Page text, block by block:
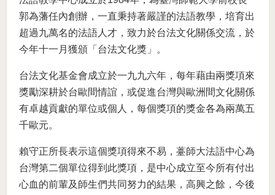
郭為藩任內創辦，一直秉持著嚴謹的法語教學，培育出
超過九萬名的法語人才，致力於台法文化關係交流，於
今年十一月獲頒「台法文化獎」。
台法文化基金會成立於一九九六年，每年藉由兩獎項來
獎勵深耕於台歐間情誼，或促進台灣與歐洲間文化關係
有卓越貢獻的單位或個人，每個獎項的獎金各為兩萬五
千歐元。
賴守正所長表示這個獎項得來不易，薹師大法語中心為
台灣第二個單位得到此獎項，是中心成立至今所有付出
心血的前輩及師生們共同努力的結果，高興之餘，今後